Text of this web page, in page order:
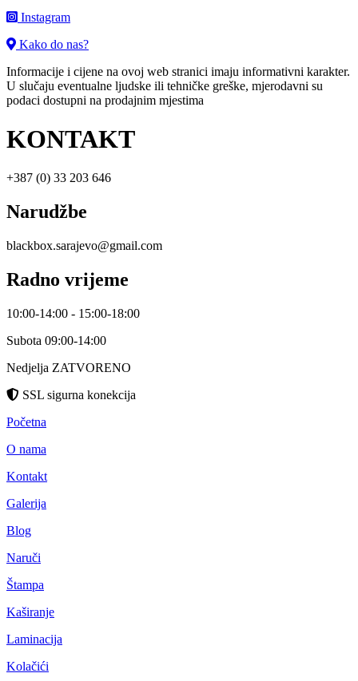
Instagram
Kako do nas?
Informacije i cijene na ovoj web stranici imaju informativni karakter.
U slučaju eventualne ljudske ili tehničke greške, mjerodavni su
podaci dostupni na prodajnim mjestima
KONTAKT
+387 (0) 33 203 646
Narudžbe
blackbox.sarajevo@gmail.com
Radno vrijeme
10:00-14:00 - 15:00-18:00
Subota 09:00-14:00
Nedjelja ZATVORENO
SSL sigurna konekcija
Početna
O nama
Kontakt
Galerija
Blog
Naruči
Štampa
Kaširanje
Laminacija
Kolačići